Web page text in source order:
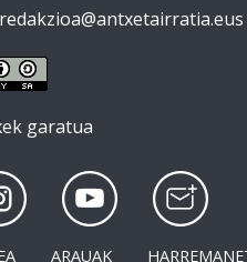
garatua
ARAUAK